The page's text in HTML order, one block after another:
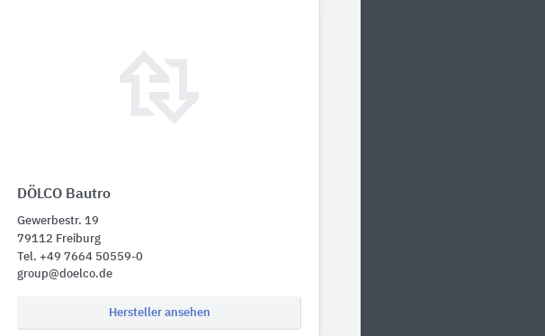
DÖLCO Bautro
Gewerbestr. 19
79112 Freiburg
Tel. +49 7664 50559-0
group@doelco.de
Hersteller ansehen